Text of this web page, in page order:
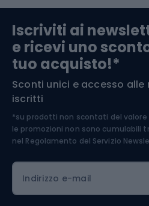
Abbigliamento da
Componenti per
Arrampicata
Medicina dello sport
Abbigliamento ciclistico
Iscriviti ai
e ricevi uno
tuo acquisto!*
Sconti unici e accesso
iscritti
*su prodotti non scontati del valore
le promozioni non sono cumulabili
nel Regolamento del Servizio
Indirizzo e-mail